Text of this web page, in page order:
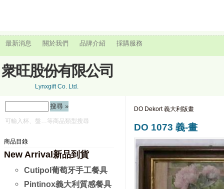
最新消息 關於我們 品牌介紹 採購服務
衆旺股份有限公司
Lynxgift Co. Ltd.
可輸入杯、盤…等商品類型搜尋
商品目錄
New Arrival新品到貨
Cutipol葡萄牙手工餐具
Pintinox義大利質感餐具
DO Dekort 義大利版畫
DO 1073 義-畫